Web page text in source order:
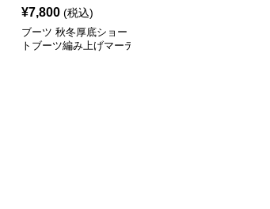
¥7,800 (税込)
ブーツ 秋冬厚底ショー
トブーツ編み上げマーテ